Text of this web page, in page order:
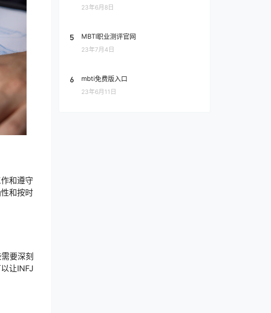
和遵守
和按时
要深刻
让INFJ
23年6月8日
5 MBTI职业测评官网
23年7月4日
6 mbti免费版入口
23年6月11日